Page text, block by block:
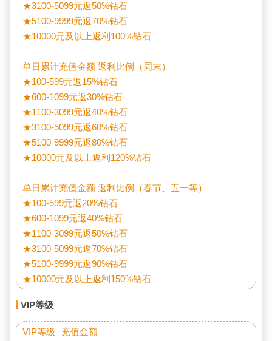
★3100-5099元返50%钻石
★5100-9999元返70%钻石
★10000元及以上返利100%钻石
单日累计充值金额 返利比例（周末）
★100-599元返15%钻石
★600-1099元返30%钻石
★1100-3099元返40%钻石
★3100-5099元返60%钻石
★5100-9999元返80%钻石
★10000元及以上返利120%钻石
单日累计充值金额 返利比例（春节、五一等）
★100-599元返20%钻石
★600-1099元返40%钻石
★1100-3099元返50%钻石
★3100-5099元返70%钻石
★5100-9999元返90%钻石
★10000元及以上返利150%钻石
VIP等级
VIP等级	充值金额